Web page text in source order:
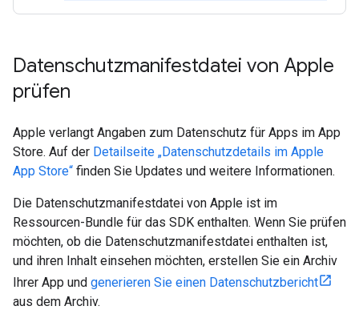
Datenschutzmanifestdatei von Apple
prüfen
Apple verlangt Angaben zum Datenschutz für Apps im App
Store. Auf der Detailseite „Datenschutzdetails im Apple
App Store“ finden Sie Updates und weitere Informationen.
Die Datenschutzmanifestdatei von Apple ist im
Ressourcen-Bundle für das SDK enthalten. Wenn Sie prüfen
möchten, ob die Datenschutzmanifestdatei enthalten ist,
und ihren Inhalt einsehen möchten, erstellen Sie ein Archiv
Ihrer App und generieren Sie einen Datenschutzbericht
aus dem Archiv.